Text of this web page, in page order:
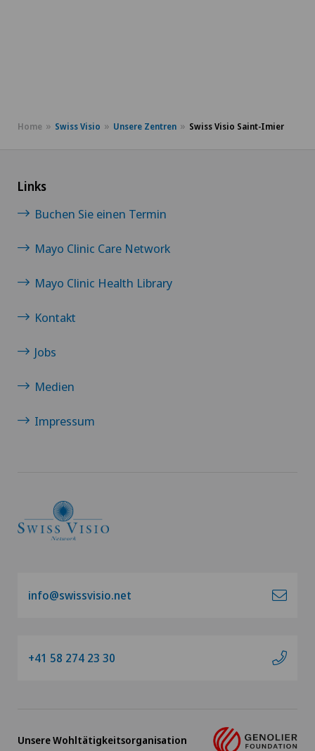
Home Swiss Visio Unsere Zentren Swiss Visio Saint-Imier
Links
Buchen Sie einen Termin
Mayo Clinic Care Network
Mayo Clinic Health Library
Kontakt
Jobs
Medien
Impressum
info@swissvisio.net
+41 58 274 23 30
Unsere Wohltätigkeitsorganisation